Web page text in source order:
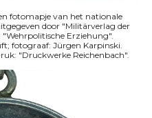
fotomapje van het nationale
door "Militärverlag der
"Wehrpolitische Erziehung".
fotograaf: Jürgen Karpinski.
"Druckwerke Reichenbach".